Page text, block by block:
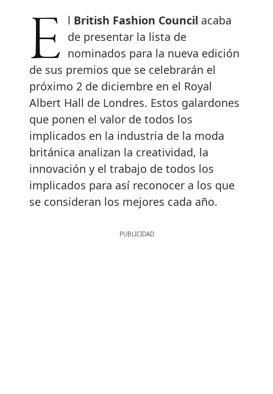
El British Fashion Council acaba
de presentar la lista de
nominados para la nueva edición
de sus premios que se celebrarán el
próximo 2 de diciembre en el Royal
Albert Hall de Londres. Estos galardones
que ponen el valor de todos los
implicados en la industria de la moda
británica analizan la creatividad, la
innovación y el trabajo de todos los
implicados para así reconocer a los que
se consideran los mejores cada año.